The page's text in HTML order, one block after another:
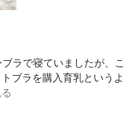
ラで寝ていましたが、こ
ブラを購入育乳というよ